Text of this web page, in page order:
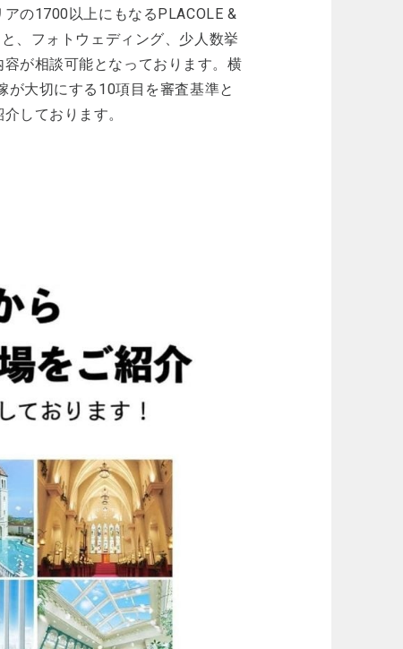
の1700以上にもなるPLACOLE &
、フォトウェディング、少人数挙
が相談可能となっております。横
大切にする10項目を審査基準と
しております。